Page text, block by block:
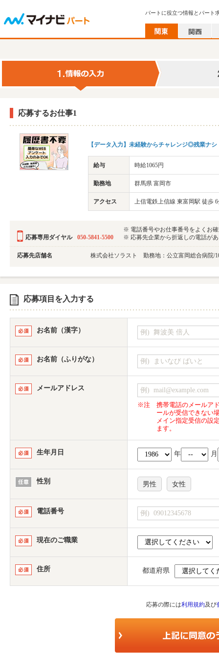
パートに役立つ情報とパート
応募するお仕事1
【データ入力】未経験からチャレンジ◎残業ナ
給与 時給1065円
勤務地 群馬県 富岡市
アクセス 上信電鉄上信線 東富岡駅 徒歩
応募専用ダイヤル 050-5841-5500
※ 電話番号やお仕事番号をよくお
※ 応募先企業から折返しの電話が
応募先店舗名 株式会社ソラスト 勤務地：公立富岡総合病院/
応募項目を入力する
お名前（漢字）
お名前（ふりがな）
メールアドレス
※注
携帯電話のメールア
ールが受信できない
メイン指定受信の設
ます。
生年月日 年 月
性別 男性 女性
電話番号
現在のご職業
住所 都道府県
応募の際には利用規約及び